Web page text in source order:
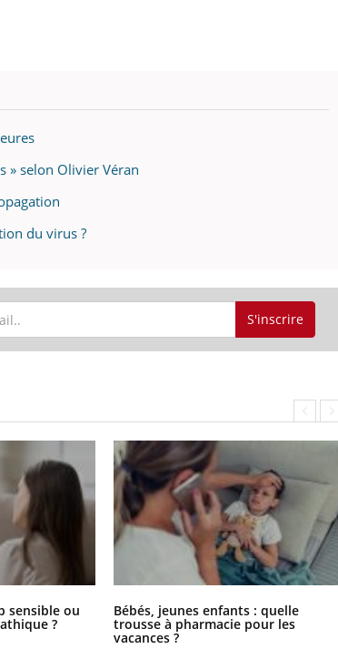
» selon Olivier Véran
du virus ?
S'inscrire
sensible ou
?
Bébés, jeunes enfants : quelle
trousse à pharmacie pour les
vacances ?